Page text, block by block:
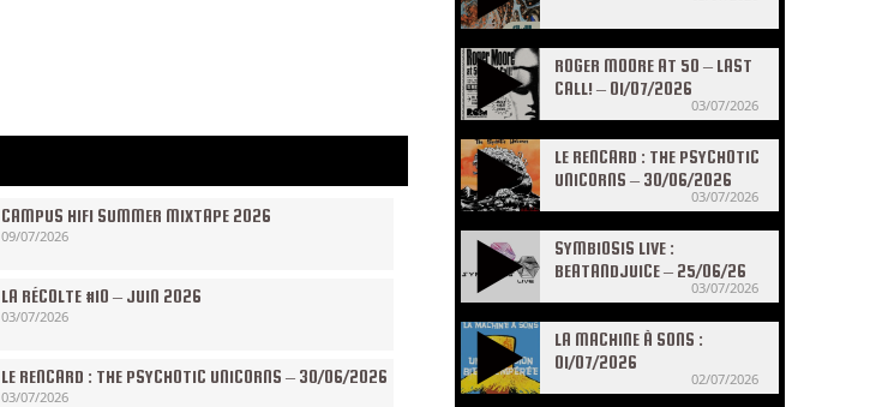
CAMPUS HIFI SUMMER MIXTAPE 2026
09/07/2026
LA RÉCOLTE #10 – JUIN 2026
03/07/2026
LE RENCARD : THE PSYCHOTIC UNICORNS – 30/06/2026
03/07/2026
ROGER MOORE AT 50 – LAST
CALL! – 01/07/2026
03/07/2026
LE RENCARD : THE PSYCHOTIC
UNICORNS – 30/06/2026
03/07/2026
SYMBIOSIS LIVE :
BEATANDJUICE – 25/06/26
03/07/2026
LA MACHINE À SONS :
01/07/2026
02/07/2026